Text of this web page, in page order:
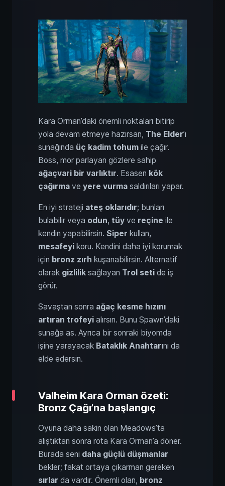
Kara Orman’daki önemli noktaları bitirip
yola devam etmeye hazırsan, The Elder’ı
sunağında üç kadim tohum ile çağır.
Boss, mor parlayan gözlere sahip
ağaçvari bir varlıktır. Esasen kök
çağırma ve yere vurma saldırıları yapar.
En iyi strateji ateş oklarıdır; bunları
bulabilir veya odun, tüy ve reçine ile
kendin yapabilirsin. Siper kullan,
mesafeyi koru. Kendini daha iyi korumak
için bronz zırh kuşanabilirsin. Alternatif
olarak gizlilik sağlayan Trol seti de iş
görür.
Savaştan sonra ağaç kesme hızını
artıran trofeyi alırsın. Bunu Spawn’daki
sunağa as. Ayrıca bir sonraki biyomda
işine yarayacak Bataklık Anahtarını da
elde edersin.
Valheim Kara Orman özeti:
Bronz Çağı’na başlangıç
Oyuna daha sakin olan Meadows’ta
alıştıktan sonra rota Kara Orman’a döner.
Burada seni daha güçlü düşmanlar
bekler; fakat ortaya çıkarman gereken
sırlar da vardır. Önemli olan, bronz